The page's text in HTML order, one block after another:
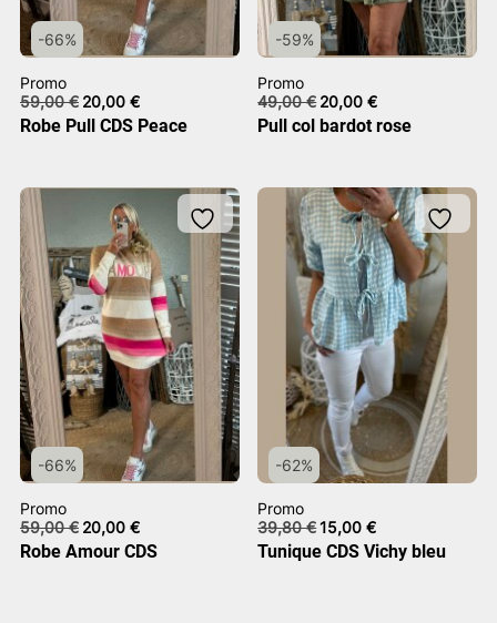
-66%
Promo
59,00€ Le
prix
initial
20,00 €Le
prix
actuel
Robe Pull CDS Peace
-59%
Promo
49,00€ Le
prix
initial
20,00€Le
prix
actuel
Pull col bardot rose
-66%
Promo
59,00€ Le
prix
initial
20,00 €Le
prix
actuel
Robe Amour CDS
-62%
Promo
39,80€Le
prix
initial
15,00€Le
prix
actuel
Tunique CDS Vichy bleu